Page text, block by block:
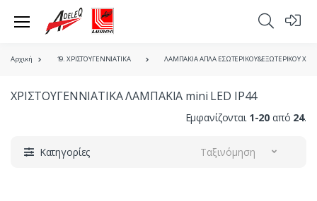
Αρχική 19. ΧΡΙΣΤΟΥΓΕΝΝΙΑΤΙΚΑ ΛΑΜΠΑΚΙΑ ΑΠΛΑ ΕΣΩΤΕΡΙΚΟΥ&ΕΞΩΤΕΡΙΚΟΥ
ΧΡΙΣΤΟΥΓΕΝΝΙΑΤΙΚΑ ΛΑΜΠΑΚΙΑ mini LED IP44
Εμφανίζονται 1-20 από 24.
Κατηγορίες Ταξινόμηση